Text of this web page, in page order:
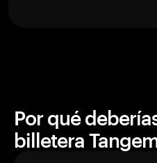
Por qué
billetera